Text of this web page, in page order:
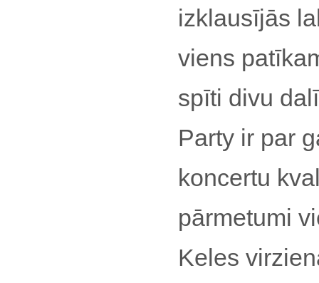
izklausījās
viens
spīti divu
Party ir par
koncertu
pārmetumi
Keles